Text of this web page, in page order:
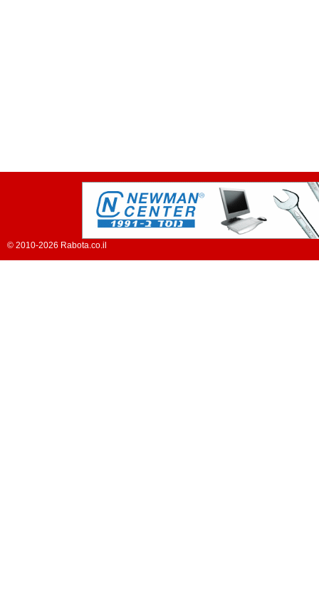
© 2010-2026 Rabota.co.il